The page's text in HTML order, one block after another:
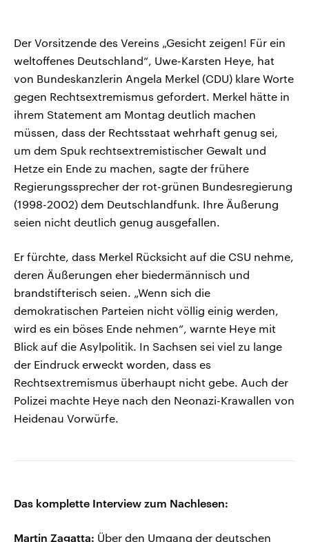
Der Vorsitzende des Vereins „Gesicht zeigen! Für ein
weltoffenes Deutschland“, Uwe-Karsten Heye, hat
von Bundeskanzlerin Angela Merkel (CDU) klare Worte
gegen Rechtsextremismus gefordert. Merkel hätte in
ihrem Statement am Montag deutlich machen
müssen, dass der Rechtsstaat wehrhaft genug sei,
um dem Spuk rechtsextremistischer Gewalt und
Hetze ein Ende zu machen, sagte der frühere
Regierungssprecher der rot-grünen Bundesregierung
(1998-2002) dem Deutschlandfunk. Ihre Äußerung
seien nicht deutlich genug ausgefallen.
Er fürchte, dass Merkel Rücksicht auf die CSU nehme,
deren Äußerungen eher biedermännisch und
brandstifterisch seien. „Wenn sich die
demokratischen Parteien nicht völlig einig werden,
wird es ein böses Ende nehmen“, warnte Heye mit
Blick auf die Asylpolitik. In Sachsen sei viel zu lange
der Eindruck erweckt worden, dass es
Rechtsextremismus überhaupt nicht gebe. Auch der
Polizei machte Heye nach den Neonazi-Krawallen von
Heidenau Vorwürfe.
Das komplette Interview zum Nachlesen:
Martin Zagatta: Über den Umgang der deutschen